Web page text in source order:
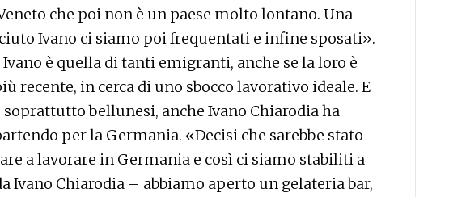
che poi non è un paese molto lontano. Una
Ivano ci siamo poi frequentati e infine sposati».
è quella di tanti emigranti, anche se la loro è
recente, in cerca di uno sbocco lavorativo ideale. E
bellunesi, anche Ivano Chiarodia ha
per la Germania. «Decisi che sarebbe stato
a lavorare in Germania e così ci siamo stabiliti a
Ivano Chiarodia – abbiamo aperto un gelateria bar,